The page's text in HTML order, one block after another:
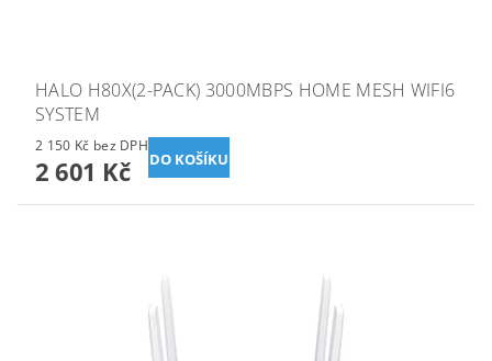
HALO H80X(2-PACK) 3000MBPS HOME MESH WIFI6
SYSTEM
2 150 Kč bez DPH
2 601 Kč